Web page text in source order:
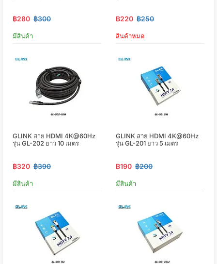
฿280 ฿300
มีสินค้า
฿220 ฿250
สินค้าหมด
GLINK สาย HDMI 4K@60Hz
รุ่น GL-202 ยาว 10 เมตร
฿320 ฿390
มีสินค้า
GLINK สาย HDMI 4K@60Hz
รุ่น GL-201 ยาว 5 เมตร
฿190 ฿200
มีสินค้า